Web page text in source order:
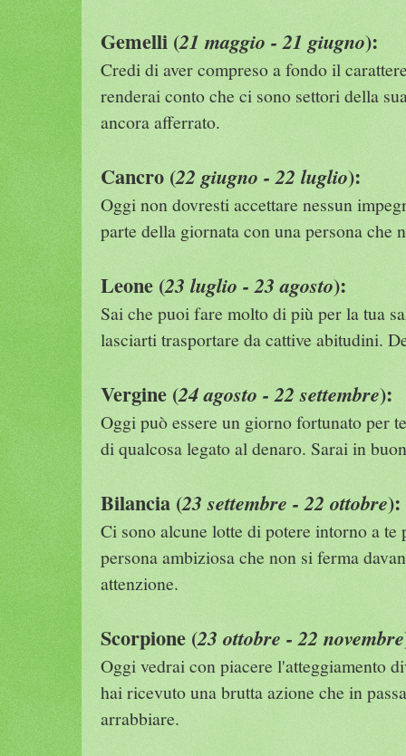
Gemelli (21 maggio - 21 giugno):
Credi di aver compreso a fondo il
renderai conto che ci sono settori della
ancora afferrato.
Cancro (22 giugno - 22 luglio):
Oggi non dovresti accettare nessun
parte della giornata con una persona che
Leone (23 luglio - 23 agosto):
Sai che puoi fare molto di più per la tua
lasciarti trasportare da cattive abitudini.
Vergine (24 agosto - 22 settembre):
Oggi può essere un giorno fortunato per
di qualcosa legato al denaro. Sarai in
Bilancia (23 settembre - 22 ottobre):
Ci sono alcune lotte di potere intorno a te
persona ambiziosa che non si ferma
attenzione.
Scorpione (23 ottobre - 22 novembre
Oggi vedrai con piacere l'atteggiamento
hai ricevuto una brutta azione che in
arrabbiare.